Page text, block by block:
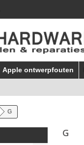
Apple ontwerpfouten
G
G